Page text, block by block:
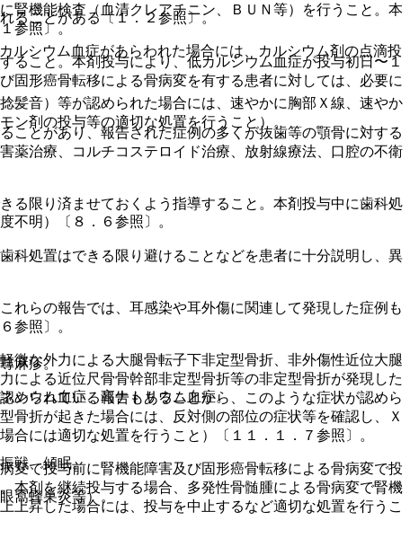
機能検査（血清クレアチニン、ＢＵＮ等）を行うこと。本
参照〕。
こと。本剤投与により、低カルシウム血症が投与初日〜１
固形癌骨転移による骨病変を有する患者に対しては、必要に
とがあり、報告された症例の多くが抜歯等の顎骨に対する
薬治療、コルチコステロイド治療、放射線療法、口腔の不衛
る限り済ませておくよう指導すること。本剤投与中に歯科処
科処置はできる限り避けることなどを患者に十分説明し、異
らの報告では、耳感染や耳外傷に関連して発現した症例も
参照〕。
な外力による大腿骨転子下非定型骨折、非外傷性近位大腿
による近位尺骨骨幹部非定型骨折等の非定型骨折が発現した
められている報告もあることから、このような症状が認めら
骨折が起きた場合には、反対側の部位の症状等を確認し、Ｘ
には適切な処置を行うこと）〔１１．１．７参照〕。
で投与前に腎機能障害及び固形癌骨転移による骨病変で投
本剤を継続投与する場合、多発性骨髄腫による骨病変で腎機
上昇した場合には、投与を中止するなど適切な処置を行うこ
ることがある〔１．２参照〕。
シウム血症があらわれた場合には、カルシウム剤の点滴投
音）等が認められた場合には、速やかに胸部Ｘ線、速やか
ン剤の投与等の適切な処置を行うこと）。
不明）〔８．６参照〕。
麻疹。
シウム血症、高ナトリウム血症。
戦、傾眠。
窩蜂巣炎等）。